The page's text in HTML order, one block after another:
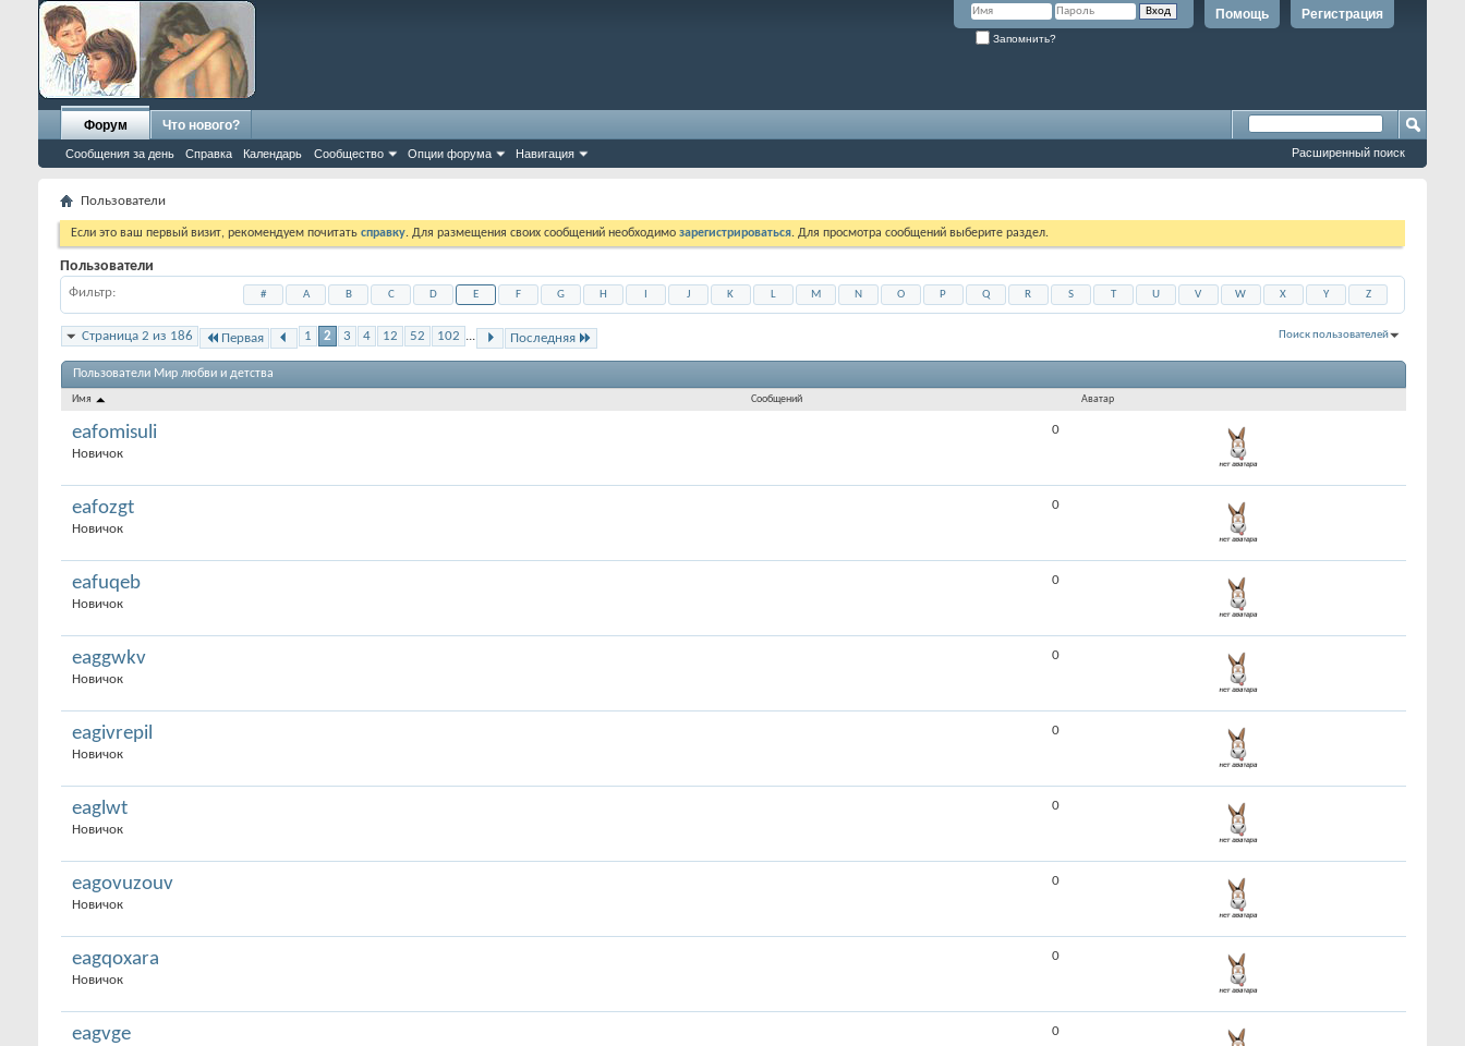
Регистрация
Помощь
Запомнить?
Форум
Сообщения за день Справка Календарь Сообщество Опции форума Навигация
Что нового?
Расширенный поиск
Пользователи
Если это ваш первый визит, рекомендуем почитать справку. Для размещения своих сообщений необходимо зарегистрироваться. Для просмотра сообщений выберите раздел.
Пользователи
Фильтр # A B C D E F G H J K L M N O P Q R S T U V W X Y Z
Страница 2 из 186 Первая 1 2 3 4 12 52 102 ... Последняя Поиск пользователей
Пользователи Мир любви и детства
Имя Сообщений Аватар
eafomisuli
Новичок
0
eafozgt
Новичок
0
eafuqeb
Новичок
0
eaggwkv
Новичок
0
eagivrepil
Новичок
0
eaglwt
Новичок
0
eagovuzouv
Новичок
0
eagqoxara
Новичок
0
eagvge 0